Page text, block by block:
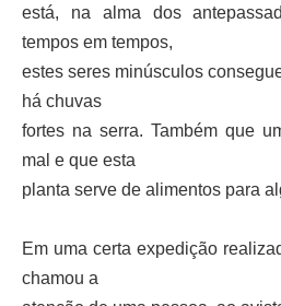
está, na alma dos
tempos em tempos,
estes seres minúsculos
há chuvas
fortes na serra. Também que
mal e que esta
planta serve de alimentos para
Em uma certa expedição
chamou a